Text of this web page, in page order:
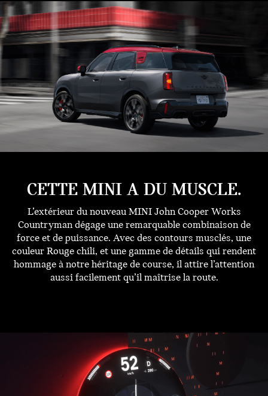
CETTE MINI A DU MUSCLE.
L’extérieur du nouveau MINI John Cooper Works
Countryman dégage une remarquable combinaison de
force et de puissance. Avec des contours musclés, une
couleur Rouge chili, et une gamme de détails qui rendent
hommage à notre héritage de course, il attire l’attention
aussi facilement qu’il maîtrise la route.